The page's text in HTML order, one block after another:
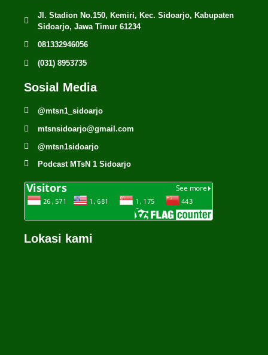
Jl. Stadion No.150, Kemiri, Kec. Sidoarjo, Kabupaten
Sidoarjo, Jawa Timur 61234
081332946056
(031) 8953735
Sosial Media
@mtsn1_sidoarjo
mtsnsidoarjo@gmail.com
@mtsn1sidoarjo
Podcast MTsN 1 Sidoarjo
Lokasi kami